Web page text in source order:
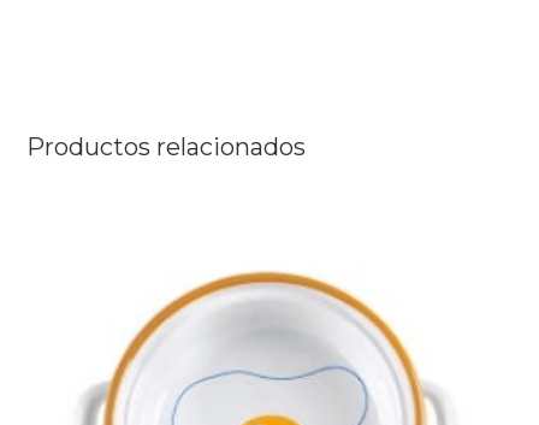
Productos relacionados